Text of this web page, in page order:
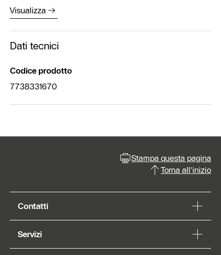
Visualizza
Dati tecnici
Codice prodotto
7738331670
Stampa questa pagina
Torna all'inizio
Contatti
Servizi